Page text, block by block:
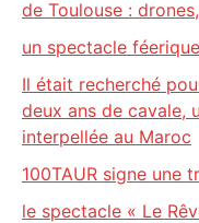
de Toulouse :
un spectacle
Il était recherché
deux ans de cavale,
interpellée au Maroc
100TAUR signe une
le spectacle « Le